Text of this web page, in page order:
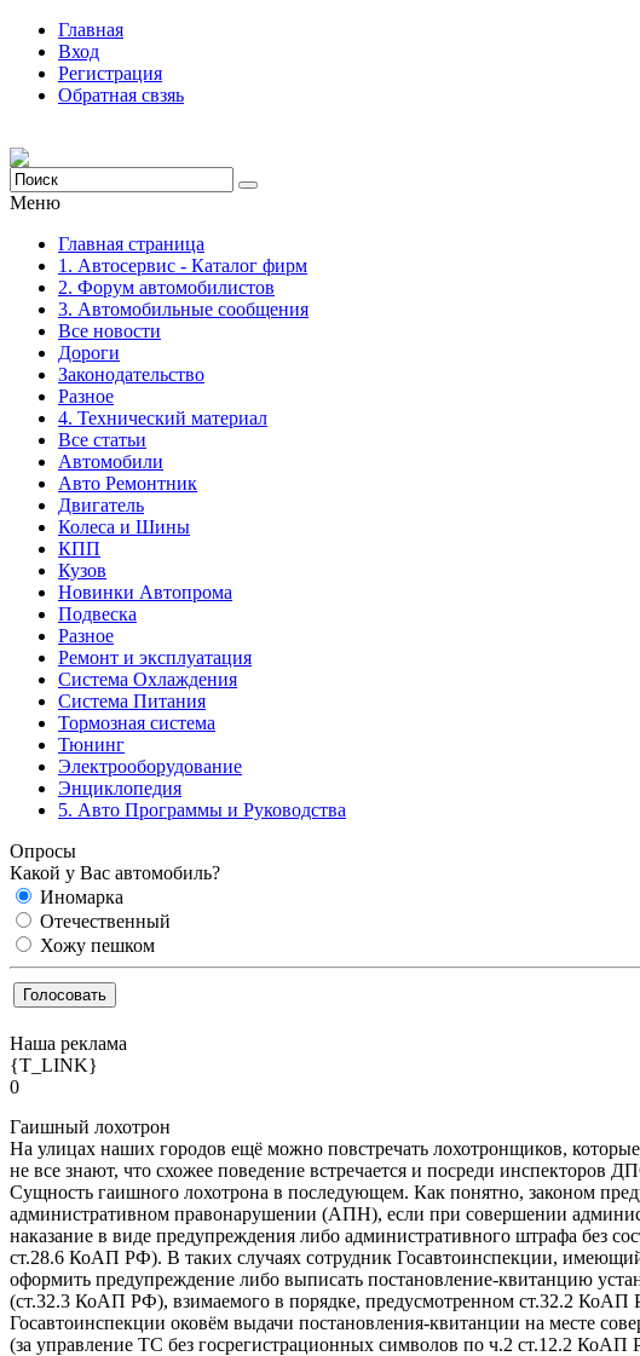
Главная
Вход
Регистрация
Обратная свзяь
Меню
Главная страница
1. Автосервис - Каталог фирм
2. Форум автомобилистов
3. Автомобильные сообщения
Все новости
Дороги
Законодательство
Разное
4. Технический материал
Все статьи
Автомобили
Авто Ремонтник
Двигатель
Колеса и Шины
КПП
Кузов
Новинки Автопрома
Подвеска
Разное
Ремонт и эксплуатация
Система Охлаждения
Система Питания
Тормозная система
Тюнинг
Электрооборудование
Энциклопедия
5. Авто Программы и Руководства
Опросы
Какой у Вас автомобиль?
Иномарка
Отечественный
Хожу пешком
Наша реклама
{T_LINK}
0
Гаишный лохотрон
На улицах наших городов ещё можно повстречать лохотронщиков,
не все знают, что схожее поведение встречается и посреди инспекторов
Сущность гаишного лохотрона в последующем. Как понятно, законом
административном правонарушении (АПН), если при совершении
наказание в виде предупреждения либо административного штрафа без
ст.28.6 КоАП РФ). В таких случаях сотрудник Госавтоинспекции,
оформить предупреждение либо выписать постановление-квитанцию
(ст.32.3 КоАП РФ), взимаемого в порядке, предусмотренном ст.32.2 КоАП
Госавтоинспекции оковём выдачи постановления-квитанции на месте
(за управление ТС без госрегистрационных символов по ч.2 ст.12.2 КоАП